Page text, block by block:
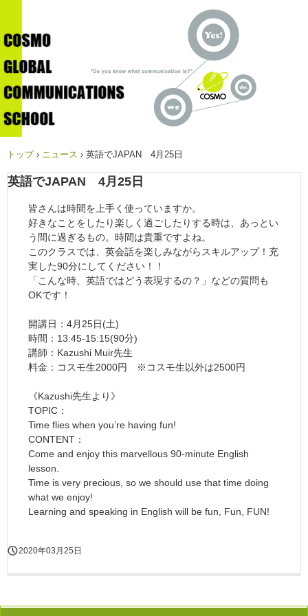
トップ › ニュース › 英語でJAPAN 4月25日
英語でJAPAN 4月25日
皆さんは時間を上手く使っていますか。
好きなことをしたり楽しく過ごしたりする時は、あっとい
う間に過ぎるもの。時間は貴重ですよね。
このクラスでは、英会話を楽しみながらスキルアップ！充
実した90分にしてください！！
「こんな時、英語ではどう表現するの？」などの質問も
OKです！
開講日：4月25日(土)
時間：13:45-15:15(90分)
講師：Kazushi Muir先生
料金：コスモ生2000円 ※コスモ生以外は2500円
《Kazushi先生より》
TOPIC：
Time flies when you’re having fun!
CONTENT：
Come and enjoy this marvellous 90-minute English
lesson.
Time is very precious, so we should use that time doing
what we enjoy!
Learning and speaking in English will be fun, Fun, FUN!
2020年03月25日